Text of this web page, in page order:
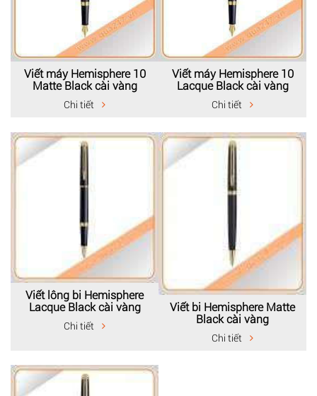
Viết máy Hemisphere 10
Matte Black cài vàng
Chi tiết
Viết máy Hemisphere 10
Lacque Black cài vàng
Chi tiết
Viết lông bi Hemisphere
Lacque Black cài vàng
Chi tiết
Viết bi Hemisphere Matte
Black cài vàng
Chi tiết